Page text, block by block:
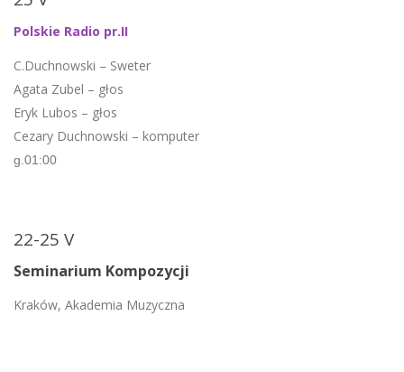
Polskie Radio pr.II
C.Duchnowski – Sweter
Agata Zubel – głos
Eryk Lubos – głos
Cezary Duchnowski – komputer
g.01:00
22-25 V
Seminarium Kompozycji
Kraków, Akademia Muzyczna